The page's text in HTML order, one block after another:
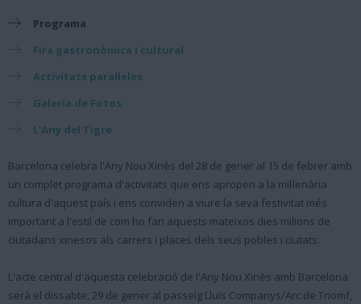
Programa
Fira gastronòmica i cultural
Activitats paral·leles
Galeria de Fotos
L'Any del Tigre
Barcelona celebra l'Any Nou Xinès del 28 de gener al 15 de febrer amb
un complet programa d'activitats que ens apropen a la mil·lenària
cultura d'aquest país i ens conviden a viure la seva festivitat més
important a l'estil de com ho fan aquests mateixos dies milions de
ciutadans xinesos als carrers i places dels seus pobles i ciutats.
L'acte central d'aquesta celebració de l'Any Nou Xinès amb Barcelona
serà el dissabte, 29 de gener al passeig Lluís Companys/Arc de Triomf,